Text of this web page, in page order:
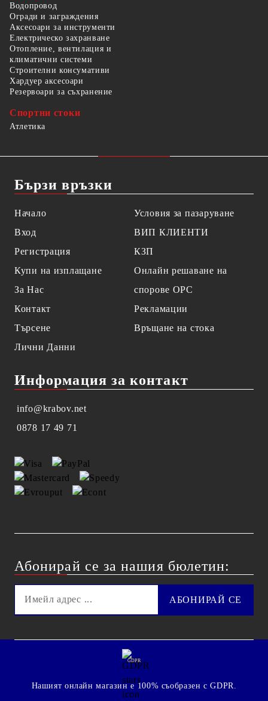
Водопровод
Огради и заграждения
Аксесоари за инструменти
Електрическо захранване
Отопление, вентилация и
климатични системи
Строителни консумативи
Хардуер аксесоари
Резервоари за съхранение
Спортни стоки
Атлетика
Бързи връзки
Начало
Вход
Регистрация
Купи на изплащане
За Нас
Контакт
Търсене
Лични Данни
Условия за пазаруване
ВИП КЛИЕНТИ
КЗП
Онлайн решаване на
спорове OPC
Рекламации
Връщане на стока
Информация за контакт
info@krabov.net
0878 17 49 71
Абонирай се за нашия бюлетин:
GDPR
Нашият онлайн магазин е 100% съобразен с GDPR.